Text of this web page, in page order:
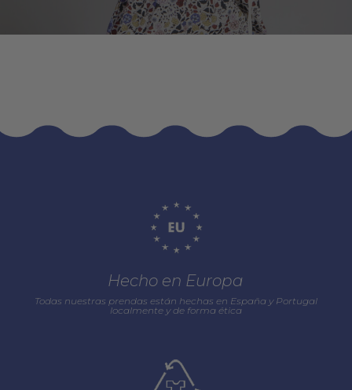
Hecho en Europa
Todas nuestras prendas están hechas en España y Portugal
localmente y de forma ética